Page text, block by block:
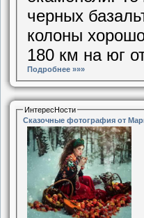
черных
колоны
180 км на юг
Подробнее »»»
ИнтересНости
Сказочные фотография от